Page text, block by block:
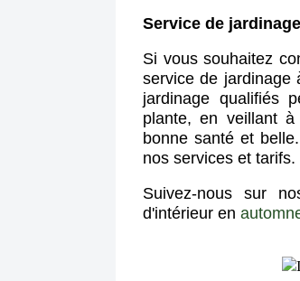
Service de
Si vous souhaitez
service de jardinage
jardinage qualifiés
plante, en veillant
bonne santé et
nos services et tarifs.
Suivez-nous sur
d'intérieur en